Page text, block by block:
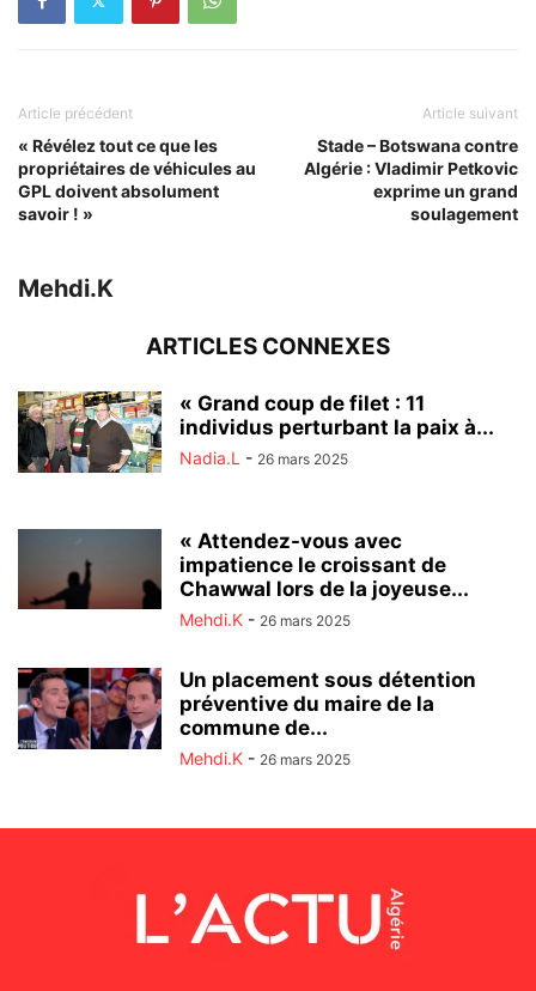
Article précédent
« Révélez tout ce que les
propriétaires de véhicules au
GPL doivent absolument
savoir ! »
Article suivant
Stade – Botswana contre
Algérie : Vladimir Petkovic
exprime un grand
soulagement
Mehdi.K
ARTICLES CONNEXES
« Grand coup de filet : 11
individus perturbant la paix à...
Nadia.L - 26 mars 2025
« Attendez-vous avec
impatience le croissant de
Chawwal lors de la joyeuse...
Mehdi.K - 26 mars 2025
Un placement sous détention
préventive du maire de la
commune de...
Mehdi.K - 26 mars 2025